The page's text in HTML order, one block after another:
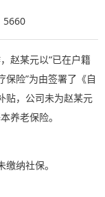
5660
赵某元以“已在户籍
险”为由签署了《自
贴，公司未为赵某元
养老保险。
纳社保。